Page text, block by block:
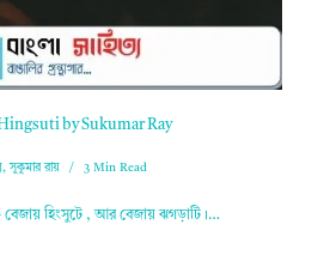
Hingsuti by Sukumar Ray
,সুকুমার রায় 3 Min Read
হিংসুটে , আর বেজায় ঝগড়াটি।…